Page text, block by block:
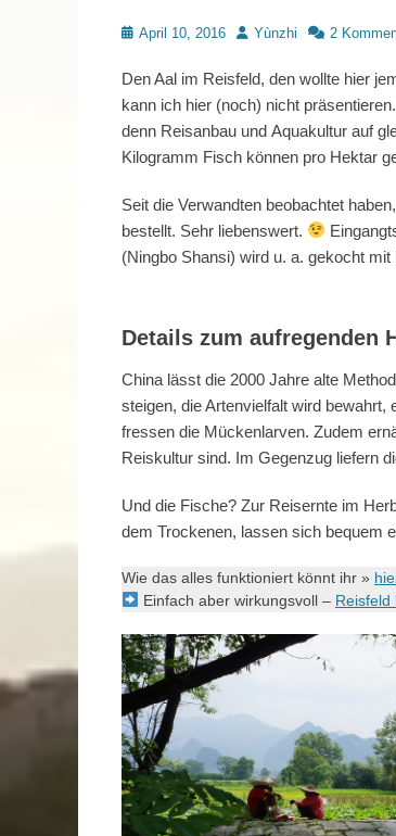
Posted
April 10, 2016 AutorYùnzhi 2
Den Aal im Reisfeld, den wollte hier
kann ich hier (noch) nicht
denn Reisanbau und Aquakultur auf
Kilogramm Fisch können pro Hektar
Seit die Verwandten beobachtet
bestellt. Sehr liebenswert.
(Ningbo Shansi) wird u. a. gekocht
Details zum aufregenden
China lässt die 2000 Jahre alte
steigen, die Artenvielfalt wird
fressen die Mückenlarven. Zudem
Reiskultur sind. Im Gegenzug liefern
Und die Fische? Zur Reisernte im
dem Trockenen, lassen sich bequem
Wie das alles funktioniert könnt ihr »
Einfach aber wirkungsvoll – Reisfeld